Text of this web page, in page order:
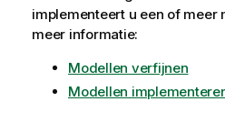
implementeert u een of meer
meer informatie:
Modellen verfijnen
Modellen